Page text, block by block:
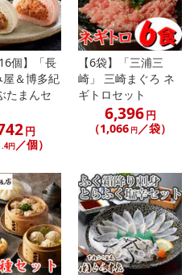
できません。
ただき、お届けする商品セット
申し込みください。
ル（成分など含む）等により、
ドなど、お届け商品と多少異な
地表示制度]の経過措置期間の終
産国・原材料の表記が旧表記の場
お申込みください。なお、本理由
品交換は対応いたしかねます。
ります。
（auかんたん決済）、ソフトバ
個】「長
＆博多紀
たまんセ
円
.4円 ／個）
【6袋】「三浦三
崎」 三崎まぐろ ネ
ギトロセット
6,396円
（1,066 円 ／袋）